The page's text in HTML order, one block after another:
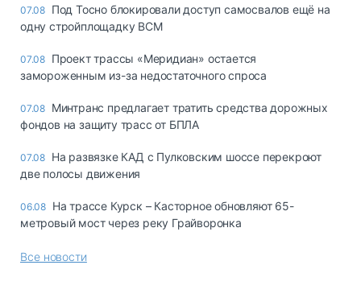
07.08 Под Тосно блокировали доступ самосвалов ещё на
одну стройплощадку ВСМ
07.08 Проект трассы «Меридиан» остается
замороженным из-за недостаточного спроса
07.08 Минтранс предлагает тратить средства дорожных
фондов на защиту трасс от БПЛА
07.08 На развязке КАД с Пулковским шоссе перекроют
две полосы движения
06.08 На трассе Курск – Касторное обновляют 65-
метровый мост через реку Грайворонка
Все новости